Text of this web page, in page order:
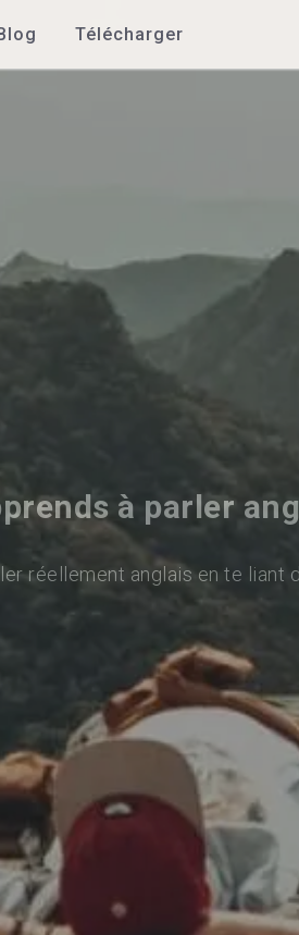
Télécharger
à parler
réellement anglais en te liant